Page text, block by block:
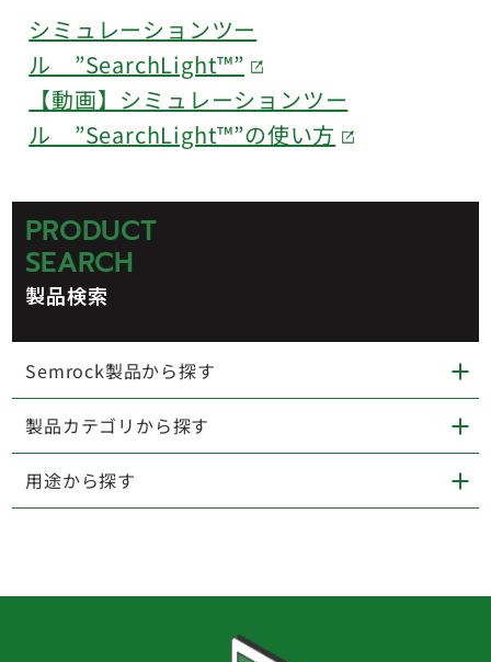
シミュレーションツー
ル ”SearchLight™”
【動画】シミュレーションツー
ル ”SearchLight™”の使い方
PRODUCT
SEARCH
製品検索
Semrock製品から探す
製品カテゴリから探す
用途から探す